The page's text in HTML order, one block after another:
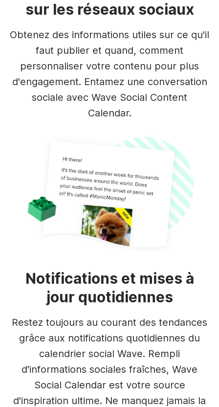
sur les réseaux sociaux
Obtenez des informations utiles sur ce qu'il
faut publier et quand, comment
personnaliser votre contenu pour plus
d'engagement. Entamez une conversation
sociale avec Wave Social Content
Calendar.
Notifications et mises à
jour quotidiennes
Restez toujours au courant des tendances
grâce aux notifications quotidiennes du
calendrier social Wave. Rempli
d'informations sociales fraîches, Wave
Social Calendar est votre source
d'inspiration ultime. Ne manquez jamais la